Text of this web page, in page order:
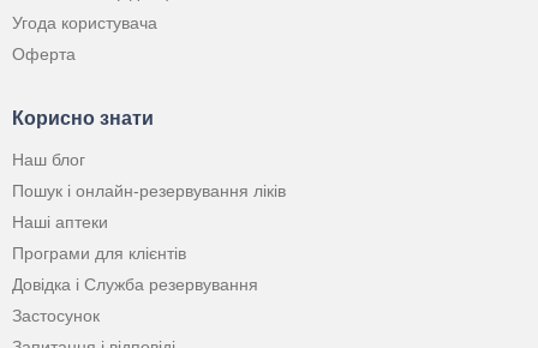
Угода користувача
Оферта
Корисно знати
Наш блог
Пошук і онлайн-резервування ліків
Наші аптеки
Програми для клієнтів
Довідка і Служба резервування
Застосунок